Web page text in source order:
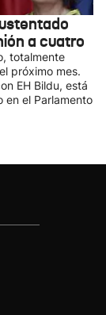
a cuatro
totalmente
próximo mes.
EH Bildu, está
en el Parlamento